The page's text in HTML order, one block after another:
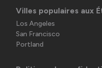
Villes populaires aux
Los Angeles
San Francisco
Portland